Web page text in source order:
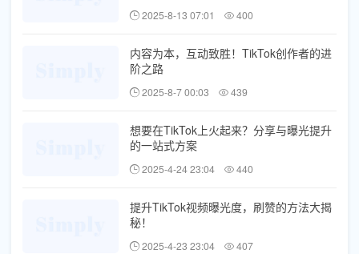
2025-8-13 07:01 400
内容为本，互动致胜！TikTok创作者的进
阶之路
2025-8-7 00:03 439
想要在TikTok上火起来？分享与曝光提升
的一站式方案
2025-4-24 23:04 440
提升TikTok视频曝光度，刷赞的方法大揭
秘！
2025-4-23 23:04 407